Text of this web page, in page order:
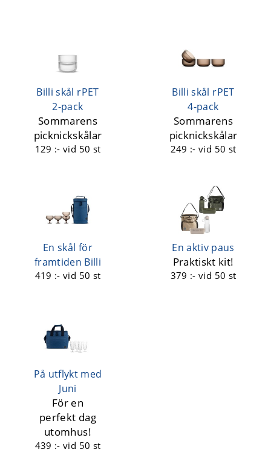
Billi skål rPET
2-pack
Sommarens
picknickskålar
129 :-vid 50 st
Billi skål rPET
4-pack
Sommarens
picknickskålar
249 :-vid 50 st
En skål för
framtiden Billi
419 :-vid 50 st
En aktiv paus
Praktiskt kit!
379 :-vid 50 st
På utflykt med
Juni
För en
perfekt dag
utomhus!
439 :-vid 50 st